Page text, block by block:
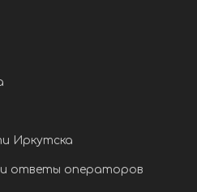
Иркутска
и ответы операторов